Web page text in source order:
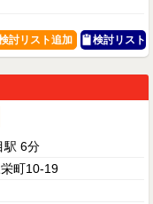
検討リスト
駅 6分
町10-19